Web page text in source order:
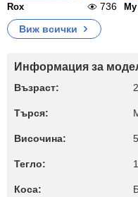
Rox 736
Виж всички
Информация за
Възраст:
Търся:
Височина:
Тегло:
Коса: